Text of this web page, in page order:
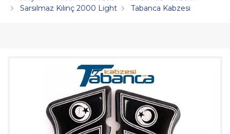
Sarsılmaz Kılınç 2000 Light
Tabanca Kabzesi